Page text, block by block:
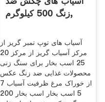
زنگ 500 کیلوگرم,
آسیاب های توپ تمبر گریز از
مرکز آسیاب گریز از مرکز 20
25 اسب بخار برای سنگ زنی
محصولات غذایی ضد زنگ عکس
از خوراک مرغ ظرفیت آسیاب 7
5 اسب بخار اسب بخار 200